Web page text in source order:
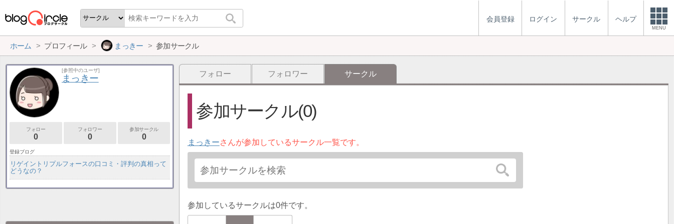
会員登録 ログイン サークル ヘルプ
MENU
ホーム プロフィール まっきー 参加サークル
フォロー フォロワー サークル
参加サークル(0)
まっきーさんが参加しているサークル一覧です。
参加しているサークルは0件です。
[参照中のユーザ]
まっきー
フォロー
0
フォロワー
0
参加サークル
0
登録ブログ
リゲイントリプルフォースの口コミ・評判の真相って
どうなの？